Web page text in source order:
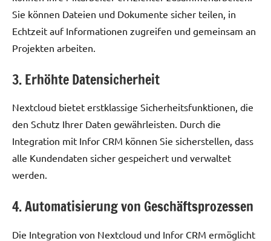
Sie können Dateien und Dokumente sicher teilen, in
Echtzeit auf Informationen zugreifen und gemeinsam an
Projekten arbeiten.
3. Erhöhte Datensicherheit
Nextcloud bietet erstklassige Sicherheitsfunktionen, die
den Schutz Ihrer Daten gewährleisten. Durch die
Integration mit Infor CRM können Sie sicherstellen, dass
alle Kundendaten sicher gespeichert und verwaltet
werden.
4. Automatisierung von Geschäftsprozessen
Die Integration von Nextcloud und Infor CRM ermöglicht